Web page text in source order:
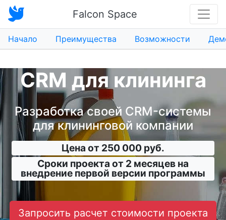
Falcon Space
Начало Преимущества Возможности
CRM для клининга
Разработка своей CRM-системы
для клининговой компании
Цена от 250 000 руб.
Сроки проекта от 2 месяцев на
внедрение первой версии программы
Запросить расчет стоимости проекта